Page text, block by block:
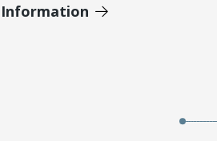
Information